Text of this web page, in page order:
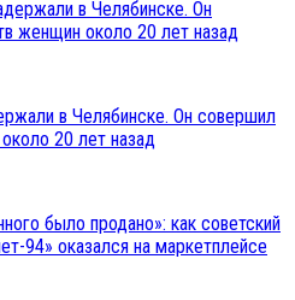
в Челябинске. Он совершил
20 лет назад